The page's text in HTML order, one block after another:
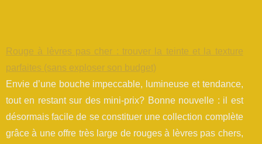
Rouge à lèvres pas cher : trouver la teinte et la texture
parfaites (sans exploser son budget)
Envie d’une bouche impeccable, lumineuse et tendance,
tout en restant sur des mini-prix? Bonne nouvelle : il est
désormais facile de se constituer une collection complète
grâce à une offre très large de rouges à lèvres pas chers,